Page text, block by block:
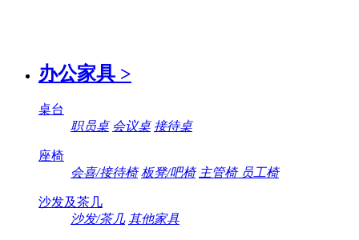
办公家具 >
桌台
职员桌 会议桌 接待桌
座椅
会喜/接待椅 板凳/吧椅 主管椅 员工椅
沙发及茶几
沙发/茶几 其他家具